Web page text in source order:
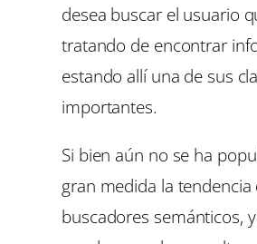
desea buscar el usuario
tratando de encontrar
estando allí una de sus
importantes.
Si bien aún no se ha
gran medida la tendencia
buscadores semánticos,